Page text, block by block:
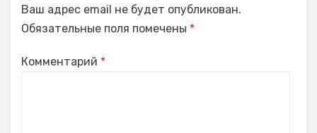
Ваш адрес email не будет опубликован.
Обязательные поля помечены *
Комментарий *